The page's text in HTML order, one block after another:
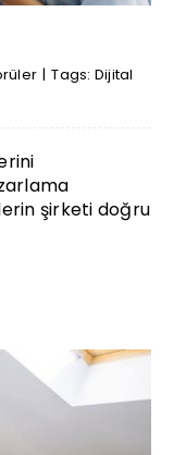
| Tags: Dijital
şirketi doğru